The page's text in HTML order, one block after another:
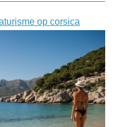
op corsica